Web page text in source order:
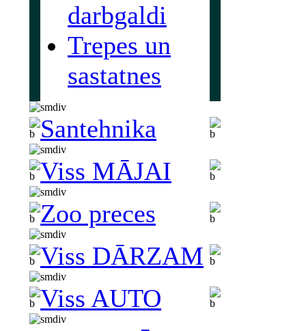
darbgaldi
Trepes un
sastatnes
Santehnika
Viss MĀJAI
Zoo preces
Viss DĀRZAM
Viss AUTO